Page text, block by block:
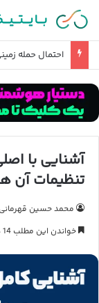
قیمت دلار تا آخر سال ۱۴۰۵
آشنایی با
تنظیمات آن
محمد حسین قهرمانی
خواندن این مطلب 14 دقیقه زمان میبرد